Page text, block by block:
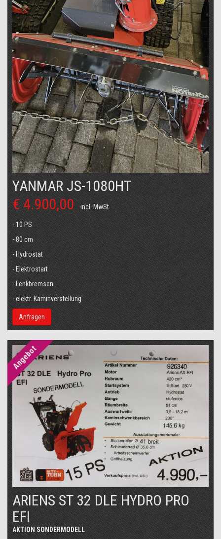
YANMAR JS-1080HT
€ 4.900,00
incl. MwSt.
- 10 PS
- 80 cm
- Hydrostat
- Elektrostart
- Lenkbremsen
- elektr. Kaminverstellung
Anfragen
Angebot
ARIENS ST 32 DLE HYDRO PRO
EFI
AKTION SONDERMODELL